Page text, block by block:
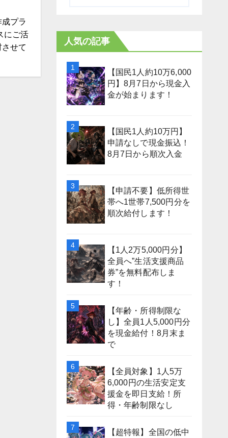
プラ
にご活
せて
人気の記事
【国民1人約10万6,000
円】8月7日から現金入
金が始まります！
【国民1人約10万円】
申請なしで現金振込！
8月7日から順次入金
【申請不要】低所得世
帯へ1世帯7,500円分を
順次給付します！
【1人2万5,000円分】
全員へ”生活支援商品
券”を無料配布しま
す！
【年齢・所得制限な
し】全員1人5,000円分
を現金給付！8月末ま
で
【全員対象】1人5万
6,000円の生活安定支
援金を即日支給！所
得・年齢制限なし
【超特報】全国の低中